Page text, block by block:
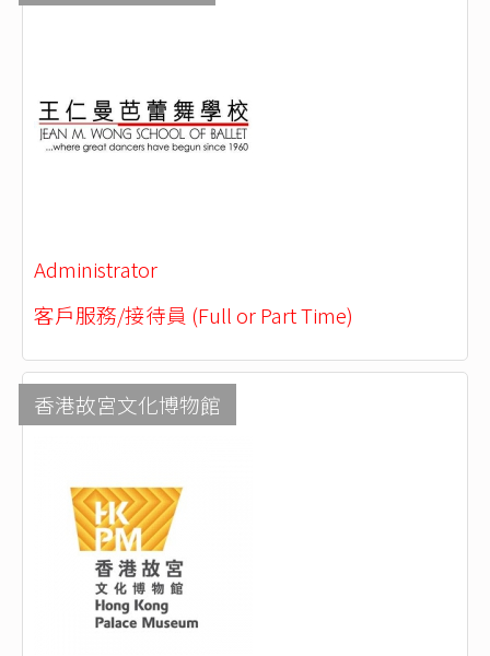
Administrator
客戶服務/接待員 (Full or Part Time)
香港故宮文化博物館